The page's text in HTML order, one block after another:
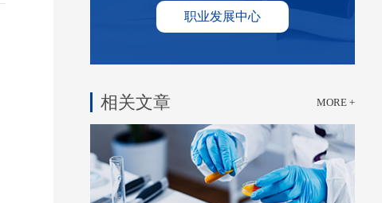
职业发展中心
相关文章 MORE +